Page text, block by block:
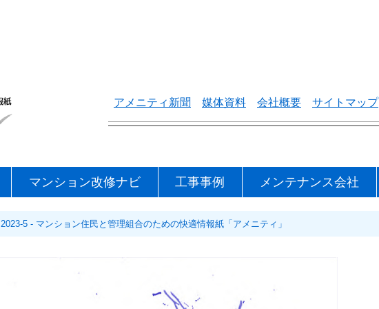
マンション改修ナビ 工事事例 メンテナンス会社
アメニティ新聞 媒体資料 会社概要 サイトマップ
5 - マンション住民と管理組合のための快適情報紙「アメニティ」